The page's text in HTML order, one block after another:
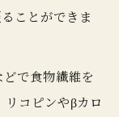
ことができま
で食物繊維を
コピンやβカロ